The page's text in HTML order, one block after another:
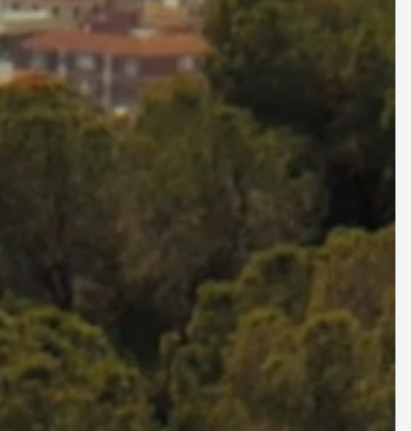
Stad
Nu downloaden
ontvangen van e-mailcommunicatie van Cowboy en
Privacybeleid